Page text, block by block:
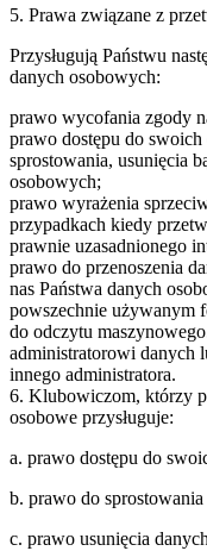
5. Prawa związane z
Przysługują Państwu
danych osobowych:
prawo wycofania zgody
prawo dostępu do
sprostowania, usunięcia
osobowych;
prawo wyrażenia
przypadkach kiedy
prawnie uzasadnionego
prawo do przenoszenia
nas Państwa danych
powszechnie używanym
do odczytu
administratorowi danych
innego administratora.
6. Klubowiczom, którzy
osobowe przysługuje:
a. prawo dostępu do
b. prawo do
c. prawo usunięcia